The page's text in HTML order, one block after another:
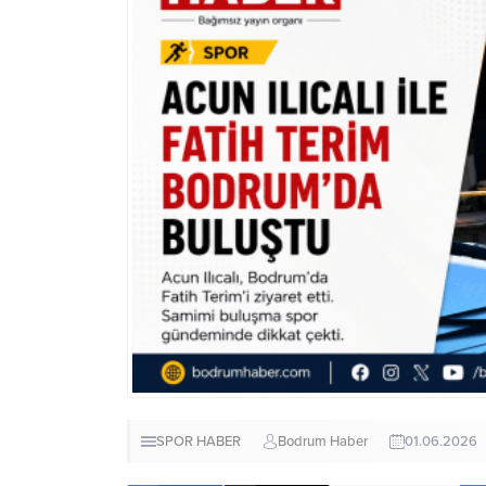
SPOR HABER Bodrum Haber 01.06.2026